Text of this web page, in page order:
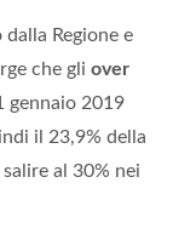
Regione e
che gli over
gennaio 2019
il 23,9% della
al 30% nei